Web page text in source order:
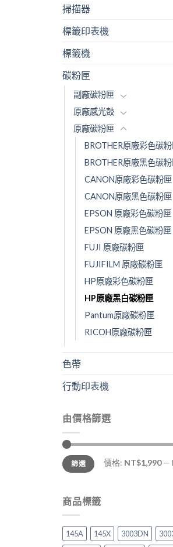
掃描器
標籤印表機
標籤機
碳粉匣
副廠碳粉匣
原廠感光鼓
原廠碳粉匣
BROTHER原廠彩色碳
BROTHER原廠黑色碳
CANON原廠彩色碳粉匣
CANON原廠黑色碳粉匣
EPSON 原廠彩色碳粉匣
EPSON 原廠黑色碳粉匣
FUJI 原廠碳粉匣
FUJIFILM 原廠碳粉匣
HP原廠彩色碳粉匣
HP原廠黑白碳粉匣
Pantum原廠碳粉匣
RICOH原廠碳粉匣
色帶
行動印表機
由價格篩選
最
低
價
最
高
價
篩選 價格: NT$1,990—
商品標籤
145A 145X 3003DN